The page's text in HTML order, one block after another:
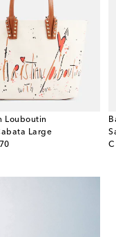
Louboutin
Large